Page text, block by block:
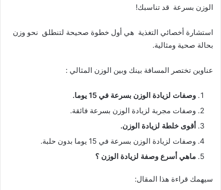
الوزن بسرعة قد تناسبك!
استشارة أخصائي التغذية هي أول خطوة صحيحة لتنطلق نحو وزن
بحالة صحية ومثالية.
عناوين تختصر المسافة بينك وبين الوزن المثالي :
وصفات لزيادة الوزن بسرعة في 15 يوما
.
وصفات مجربة لزيادة الوزن بسرعة فائقة.
أقوى خلطة لزيادة الوزن.
وصفات لزيادة الوزن بسرعة في 15 يوما بدون حلبة.
ماهي أسرع وصفة لزيادة الوزن ؟
سيهمك قراءة هذا المقال: